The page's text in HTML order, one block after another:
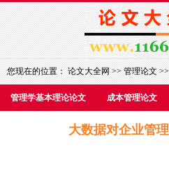
您现在的位置：论文大全网>>管理论文
管理学基本理论论文 成本管理论文
大数据对企业管